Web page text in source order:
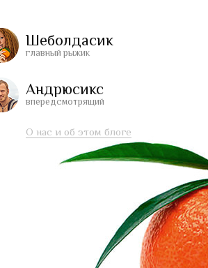
Шеболдасик
главный рыжик
Андрюсикс
впередсмотрящий
О нас и об этом блоге